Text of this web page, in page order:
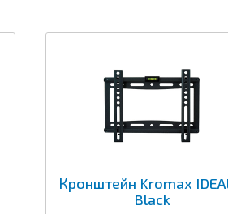
Кронштейн Kromax
Black